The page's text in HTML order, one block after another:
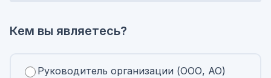
Кем вы являетесь?
Руководитель организации (ООО, АО)